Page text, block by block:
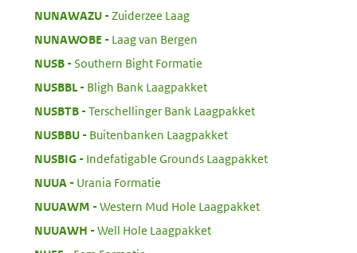
NUNAWAZU:
Zuiderzee Laag
NUNAWOBE
Laag van Bergen
NUSB:
Southern Bight Formatie
NUSBBL
Bligh Bank Laagpakket
NUSBTB:
Terschellinger Bank Laagpakket
NUSBBU:
Buitenbanken Laagpakket
NUSBIG:
Indefatigable Grounds Laagpakket
NUUA
Urania Formatie
NUUAWM
Western Mud Hole Laagpakket
NUUAWH
Well Hole Laagpakket